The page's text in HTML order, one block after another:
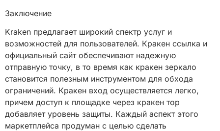
Заключение
Kraken предлагает широкий спектр услуг и
возможностей для пользователей. Кракен ссылка и
официальный сайт обеспечивают надежную
отправную точку, в то время как кракен зеркало
становится полезным инструментом для обхода
ограничений. Кракен вход осуществляется легко,
причем доступ к площадке через кракен тор
добавляет уровень защиты. Каждый аспект этого
маркетплейса продуман с целью сделать